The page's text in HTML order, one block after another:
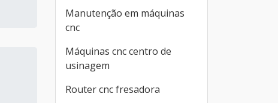
Manutenção em máquinas
cnc
Máquinas cnc centro de
usinagem
Router cnc fresadora